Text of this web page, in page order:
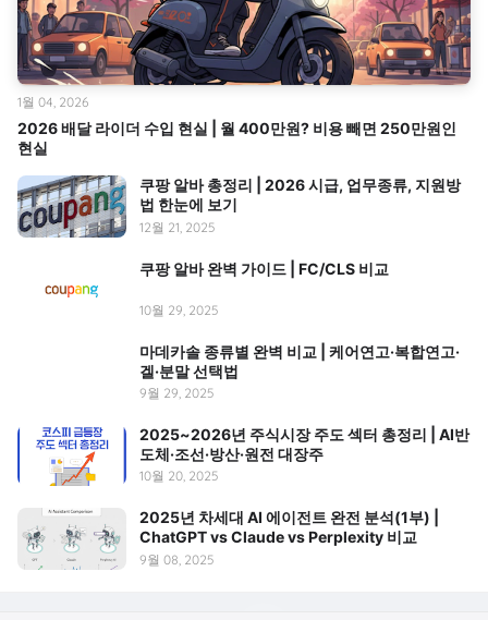
2026 배달 라이더 수입 현실 | 월 400만원? 비용 빼면 250만원인
현실
1월 04, 2026
쿠팡 알바 총정리 | 2026 시급, 업무종류, 지원방
법 한눈에 보기
12월 21, 2025
쿠팡 알바 완벽 가이드 | FC/CLS 비교
10월 29, 2025
마데카솔 종류별 완벽 비교 | 케어연고·복합연고·
겔·분말 선택법
9월 29, 2025
2025~2026년 주식시장 주도 섹터 총정리 | AI반
도체·조선·방산·원전 대장주
10월 20, 2025
2025년 차세대 AI 에이전트 완전 분석(1부) |
ChatGPT vs Claude vs Perplexity 비교
9월 08, 2025